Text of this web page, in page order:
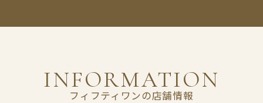
INFORMATION
フィフティワンの店舗情報